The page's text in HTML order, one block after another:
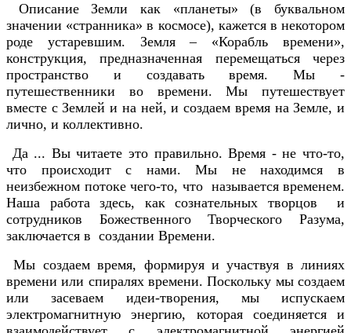
Описание Земли как «планеты» (в буквальном
значении «странника» в космосе), кажется в некотором
роде устаревшим. Земля – «Корабль времени»,
конструкция, предназначенная перемещаться через
пространство и создавать время. Мы -
путешественники во времени. Мы путешествует
вместе с Землей и на ней, и создаем время на Земле, и
лично, и коллективно.
Да ... Вы читаете это правильно. Время - не что-то,
что происходит с нами. Мы не находимся в
неизбежном потоке чего-то, что называется временем.
Наша работа здесь, как сознательных творцов и
сотрудников Божественного Творческого Разума,
заключается в создании Времени.
Мы создаем время, формируя и участвуя в линиях
времени или спиралях времени. Поскольку мы создаем
или засеваем идеи-творения, мы испускаем
электромагнитную энергию, которая соединяется и